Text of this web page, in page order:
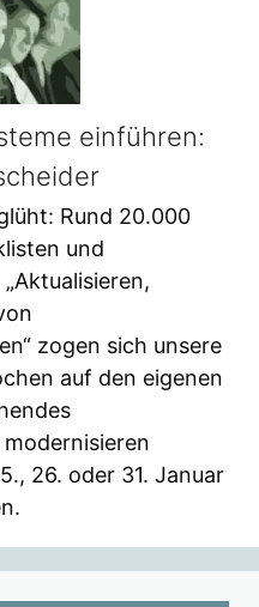
einführen:
Rund 20.000
und
zogen sich unsere
auf den eigenen
26. oder 31. Januar